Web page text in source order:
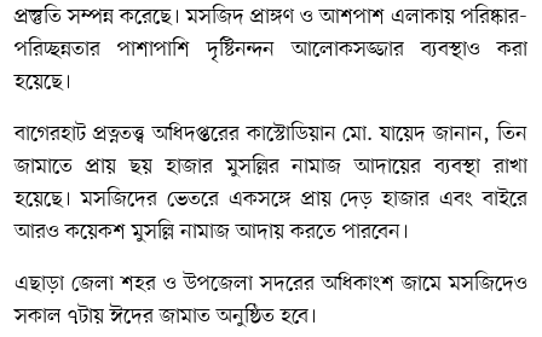
প্রস্তুতি সম্পন্ন করেছে। মসজিদ প্রাঙ্গণ ও আশপাশ এলাকায় পরিষ্কার-
পরিচ্ছন্নতার পাশাপাশি দৃষ্টিনন্দন আলোকসজ্জার ব্যবস্থাও করা
হয়েছে।
বাগেরহাট প্রত্নতত্ত্ব অধিদপ্তরের কাস্টোডিয়ান মো. যায়েদ জানান, তিন
জামাতে প্রায় ছয় হাজার মুসল্লির নামাজ আদায়ের ব্যবস্থা রাখা
হয়েছে। মসজিদের ভেতরে একসঙ্গে প্রায় দেড় হাজার এবং বাইরে
আরও কয়েকশ মুসল্লি নামাজ আদায় করতে পারবেন।
এছাড়া জেলা শহর ও উপজেলা সদরের অধিকাংশ জামে মসজিদেও
সকাল ৭টায় ঈদের জামাত অনুষ্ঠিত হবে।